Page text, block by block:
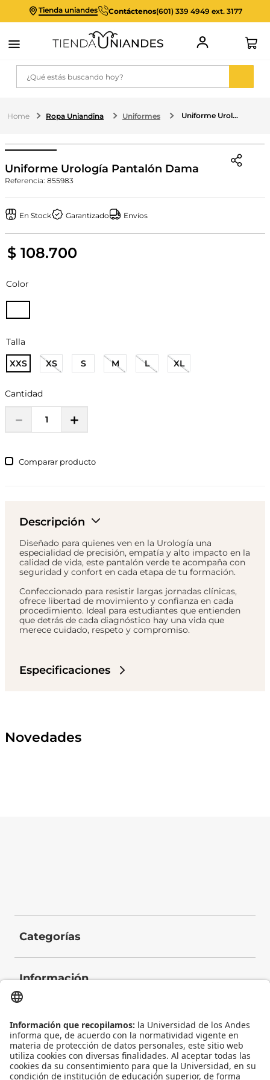
Tienda uniandes Contáctenos(601) 339 4949 ext. 3177
¿Qué estás buscando hoy?
Ropa Uniandina Uniformes Uniforme Urología Pantalón Dama
Uniforme Urología Pantalón Dama
Referencia: 855983
En Stock Garantizado Envíos
$ 108.700
Color
Talla
XXS
XS S M L XL
Cantidad
＋
－
Comparar
Descripción
Diseñado para quienes ven en la Urología una
especialidad de precisión, empatía y alto impacto en la
calidad de vida, este pantalón verde te acompaña con
seguridad y confort en cada etapa de tu formación.
Confeccionado para resistir largas jornadas clínicas,
ofrece libertad de movimiento y confianza en cada
procedimiento. Ideal para estudiantes que entienden
que detrás de cada diagnóstico hay una vida que
merece cuidado, respeto y compromiso.
Especificaciones
Novedades
Categorías
Información
Contacto